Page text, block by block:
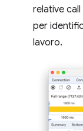
relative
per
lavoro.